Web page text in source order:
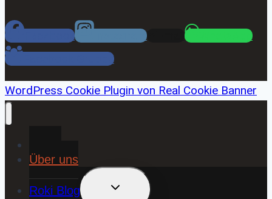
Facebook Instagram
WhatsApp
Facebook Gruppe
WordPress Cookie Plugin von Real Cookie Banner
Über uns
Roki Blog
UNTERMENÜ